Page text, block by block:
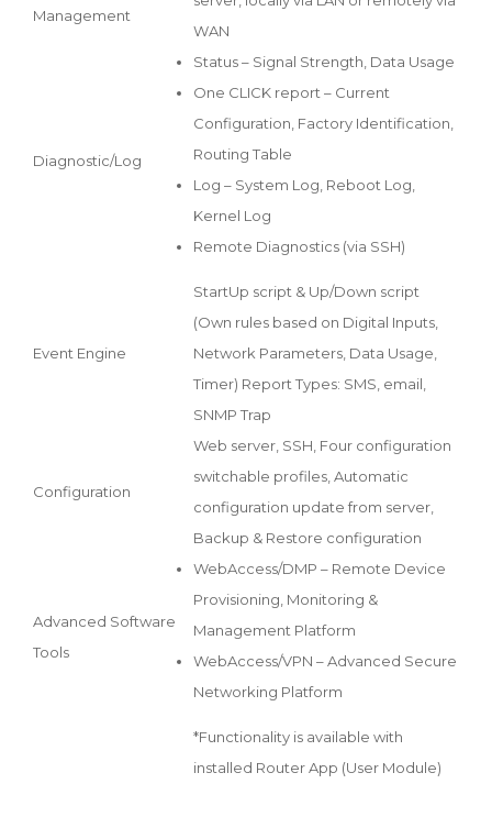
Management
WAN
Diagnostic/Log
Status – Signal Strength, Data Usage
One CLICK report – Current
Configuration, Factory Identification,
Routing Table
Log – System Log, Reboot Log,
Kernel Log
Remote Diagnostics (via SSH)
Event Engine
StartUp script & Up/Down script
(Own rules based on Digital Inputs,
Network Parameters, Data Usage,
Timer) Report Types: SMS, email,
SNMP Trap
Configuration
Web server, SSH, Four configuration
switchable profiles, Automatic
configuration update from server,
Backup & Restore configuration
Advanced Software
Tools
WebAccess/DMP – Remote Device
Provisioning, Monitoring &
Management Platform
WebAccess/VPN – Advanced Secure
Networking Platform
*Functionality is available with
installed Router App (User Module)